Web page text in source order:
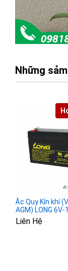
Những
Ắc Quy Kín khí
AGM) LONG 6V-
(20HR), WP1.2-6,
Liên Hệ